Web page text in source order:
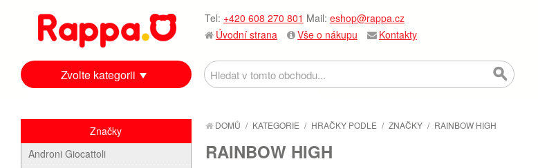
Tel: +420 608 270 801 Mail: eshop@rappa.cz
Úvodní strana
Vše o nákupu Kontakty
Zvolte kategorii
DOMŮ / KATEGORIE / HRAČKY PODLE / ZNAČKY / RAINBOW HIGH
RAINBOW HIGH
Značky
Androni Giocattoli